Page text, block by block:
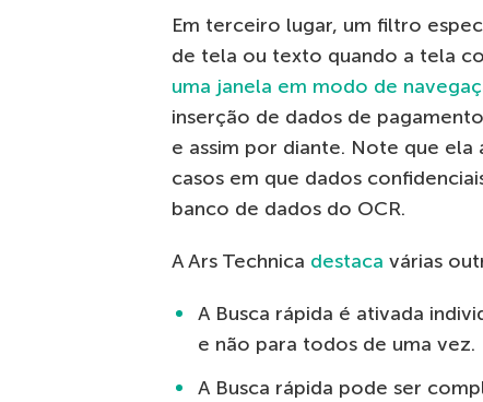
Em terceiro lugar, um filtro
de tela ou texto quando a tela
uma janela em modo de
inserção de dados de
e assim por diante. Note que ela
casos em que dados
banco de dados do OCR.
A Ars Technica destaca várias
A Busca rápida é ativada
e não para todos de uma vez.
A Busca rápida pode ser